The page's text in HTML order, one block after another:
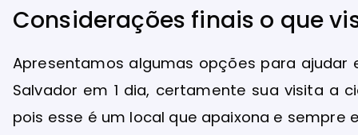
Considerações finais o que
Apresentamos algumas opções para
Salvador em 1 dia, certamente sua visita a
pois esse é um local que apaixona e